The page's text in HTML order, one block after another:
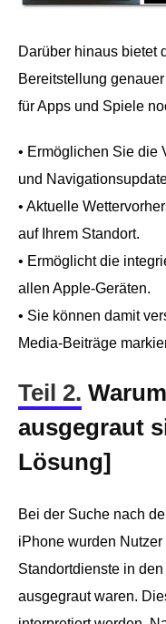
Darüber hinaus bietet
Bereitstellung
für Apps und Spiele
• Ermöglichen Sie die
und
• Aktuelle
auf Ihrem Standort.
• Ermöglicht die
allen Apple-Geräten.
• Sie können damit
Media-Beiträge
Teil 2.
ausgegraut
Lösung]
Bei der Suche nach
iPhone wurden
Standortdienste in
ausgegraut waren.